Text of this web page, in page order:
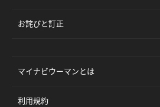
お詫びと訂正
マイナビウーマンとは
利用規約